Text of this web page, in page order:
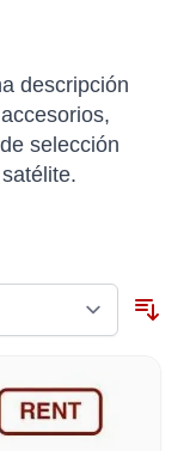
descripción
selección